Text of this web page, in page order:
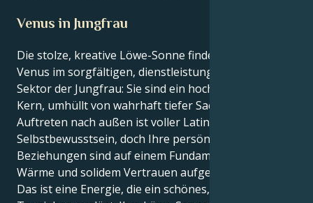
Venus in Jungfrau
Die stolze, kreative Löwe-Sonne findet ihr Herz in der
Venus im sorgfältigen, dienstleistungsorientierten
Sektor der Jungfrau: Sie sind ein hochdramatischer
Kern, umhüllt von wahrhaft tiefer Sachlichkeit. Ihr
Auftreten nach außen ist voller Latino-Feuer und
Selbstbewusstsein, doch Ihre persönlichen
Beziehungen sind auf einem Fundament aus echter
Wärme und solidem Vertrauen aufgebaut.
Das ist eine Energie, die ein schönes, interessantes